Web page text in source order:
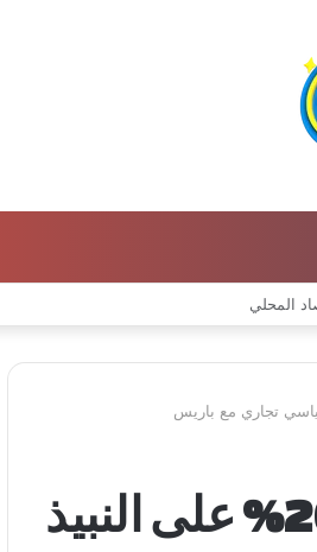
ترامب يلوّح برسوم جمركية 200% على النبيذ